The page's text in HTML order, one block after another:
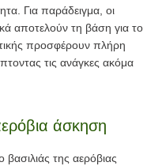
Για παράδειγμα, οι
αποτελούν τη βάση για το
προσφέρουν πλήρη
τις ανάγκες ακόμα
άσκηση
της αερόβιας